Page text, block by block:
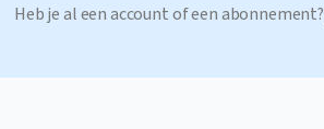
Heb je al een account of een abonnement?